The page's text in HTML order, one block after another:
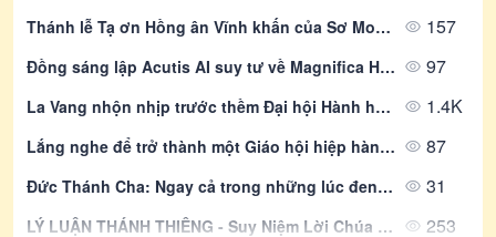
Thánh lễ Tạ ơn Hồng ân Vĩnh khấn của Sơ Monica Đỗ Thị Kim Nhi tại Giáo xứ Mỹ Hảo 157
Đồng sáng lập Acutis AI suy tư về Magnifica Humanitas và lời mời gọi của Đức Giáo Hoàng đối với các môn đệ trong thời đại kỹ thuật số 97
La Vang nhộn nhịp trước thềm Đại hội Hành hương Đức Mẹ La Vang lần thứ 32 1.4K
Lắng nghe để trở thành một Giáo hội hiệp hành: Những điểm học hỏi từ phương pháp luận của Thượng Hội đồng 2021–2024 và kinh nghiệm châu Á 87
Đức Thánh Cha: Ngay cả trong những lúc đen tối nhất, Chúa Giêsu cũng không bỏ rơi chúng ta 31
LÝ LUẬN THÁNH THIÊNG - Suy Niệm Lời Chúa | Thứ Ba Sau Chúa Nhật Tuần XIX Mùa Thường Niên | Mt 18, 1-5. 10. 12-14 | Lm Gioan Lê Quang Tuyến 253